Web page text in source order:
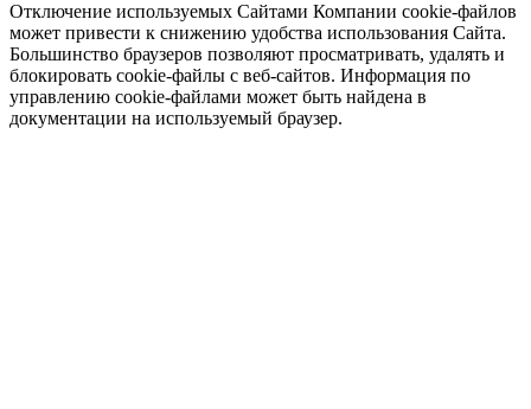
Отключение используемых Сайтами Компании cookie-файлов
может привести к снижению удобства использования Сайта.
Большинство браузеров позволяют просматривать, удалять и
блокировать cookie-файлы c веб-сайтов. Информация по
управлению cookie-файлами может быть найдена в
документации на используемый браузер.